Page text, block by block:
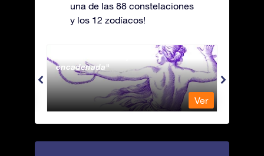
una de las 88 constelaciones
y los 12 zodíacos!
Andromeda - La princesa
encadenada
Ver